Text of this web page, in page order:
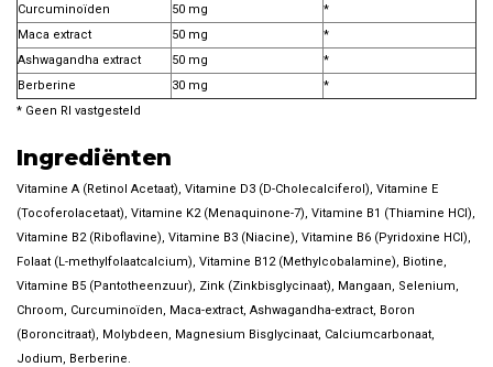
Curcuminoïden
50 mg
*
Maca extract
50 mg
*
Ashwagandha extract
50 mg
*
Berberine
30 mg
*
* Geen RI vastgesteld
Ingrediënten
Vitamine A (Retinol Acetaat), Vitamine D3 (D-Cholecalciferol), Vitamine E
(Tocoferolacetaat), Vitamine K2 (Menaquinone-7), Vitamine B1 (Thiamine HCI),
Vitamine B2 (Riboflavine), Vitamine B3 (Niacine), Vitamine B6 (Pyridoxine HCI),
Folaat (L-methylfolaatcalcium), Vitamine B12 (Methylcobalamine), Biotine,
Vitamine B5 (Pantotheenzuur), Zink (Zinkbisglycinaat), Mangaan, Selenium,
Chroom, Curcuminoïden, Maca-extract, Ashwagandha-extract, Boron
(Boroncitraat), Molybdeen, Magnesium Bisglycinaat, Calciumcarbonaat,
Jodium, Berberine.